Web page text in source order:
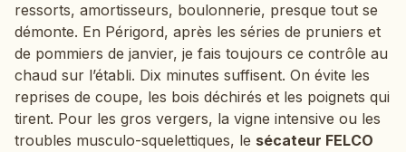
ressorts, amortisseurs, boulonnerie, presque tout se
démonte. En Périgord, après les séries de pruniers et
de pommiers de janvier, je fais toujours ce contrôle au
chaud sur l’établi. Dix minutes suffisent. On évite les
reprises de coupe, les bois déchirés et les poignets qui
tirent. Pour les gros vergers, la vigne intensive ou les
troubles musculo-squelettiques, le sécateur FELCO